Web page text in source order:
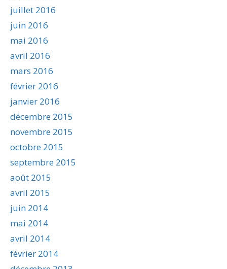
juillet 2016
juin 2016
mai 2016
avril 2016
mars 2016
février 2016
janvier 2016
décembre 2015
novembre 2015
octobre 2015
septembre 2015
août 2015
avril 2015
juin 2014
mai 2014
avril 2014
février 2014